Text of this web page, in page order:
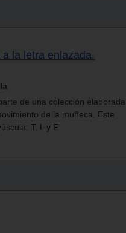
la letra enlazada.
de una colección elaborada
de la muñeca. Este
T, L y F.